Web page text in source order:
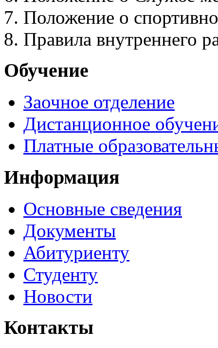
Положение о
Правила внутреннего
Обучение
Заочное отделение
Дистанционное
Платные
Информация
Основные сведения
Документы
Абитуриенту
Студенту
Новости
Контакты